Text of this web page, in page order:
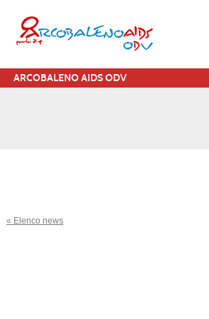
ARCOBALENO AIDS ODV
« Elenco news